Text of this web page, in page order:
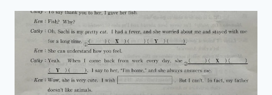
東
大・
京
大
合
格
者